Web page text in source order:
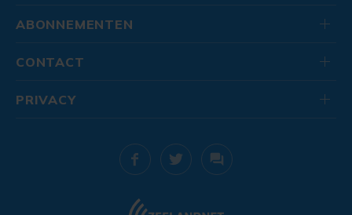
ABONNEMENTEN
CONTACT
PRIVACY